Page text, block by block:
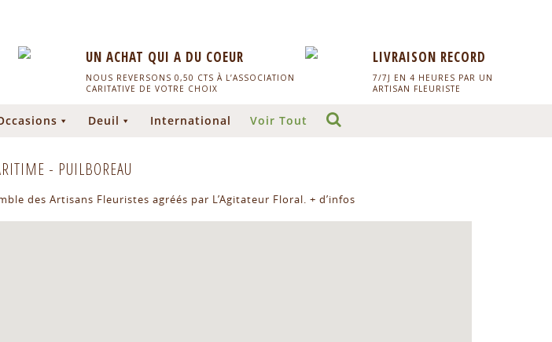
UN ACHAT QUI A DU COEUR
NOUS REVERSONS 0,50 CTS À L’ASSOCIATION
CARITATIVE DE VOTRE CHOIX
LIVRAISON RECORD
7/7J EN 4 HEURES PAR UN
ARTISAN FLEURISTE
Deuil International Voir Tout
- PUILBOREAU
des Artisans Fleuristes agréés par L’Agitateur Floral. + d’infos